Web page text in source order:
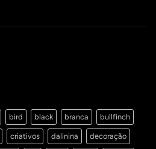
bird black branca bullfinch
criativos dalinina decoração